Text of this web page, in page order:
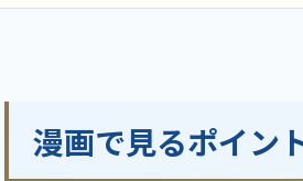
漫画で見るポイン